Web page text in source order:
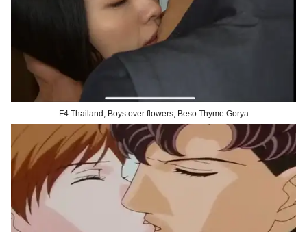
F4 Thailand, Boys over flowers, Beso Thyme Gorya